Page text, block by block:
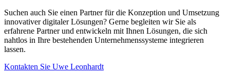
Suchen auch Sie einen Partner für die Konzeption und Umsetzung
innovativer digitaler Lösungen? Gerne begleiten wir Sie als
erfahrene Partner und entwickeln mit Ihnen Lösungen, die sich
nahtlos in Ihre bestehenden Unternehmenssysteme integrieren
lassen.
Kontakten Sie Uwe Leonhardt